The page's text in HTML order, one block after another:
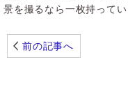
景を撮るなら一枚持ってい
前の記事へ